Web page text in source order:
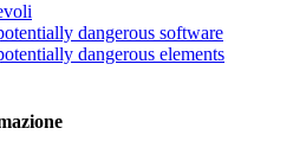
dangerous software
dangerous elements